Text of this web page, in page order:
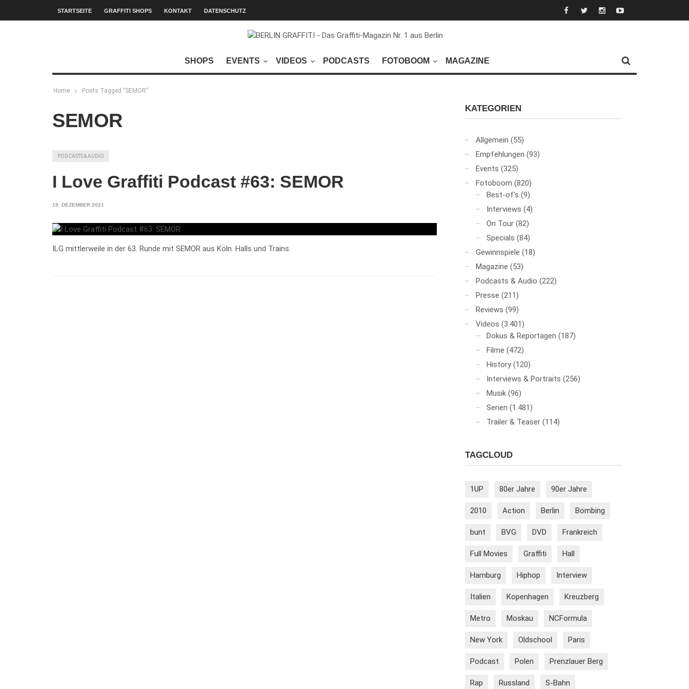
STARTSEITE GRAFFITI SHOPS KONTAKT DATENSCHUTZ
SHOPS EVENTS VIDEOS PODCASTS FOTOBOOM MAGAZINE
Home Posts Tagged "SEMOR"
SEMOR
PODCASTS & AUDIO
I Love Graffiti Podcast #63: SEMOR
19. DEZEMBER 2021
ILG mittlerweile in der 63. Runde mit SEMOR aus Köln. Halls und Trains.
KATEGORIEN
Allgemein (55)
Empfehlungen (93)
Events (325)
Fotoboom (820)
Best-of's (9)
Interviews (4)
On Tour (82)
Specials (84)
Gewinnspiele (18)
Magazine (53)
Podcasts & Audio (222)
Presse (211)
Reviews (99)
Videos (3.401)
Dokus & Reportagen (187)
Filme (472)
History (120)
Interviews & Portraits (256)
Musik (96)
Serien (1.481)
Trailer & Teaser (114)
TAGCLOUD
1UP 80er Jahre 90er Jahre
2010 Action Berlin Bombing
bunt BVG DVD Frankreich
Full Movies Graffiti Hall
Hamburg Hiphop Interview
Italien Kopenhagen Kreuzberg
Metro Moskau NCFormula
New York Oldschool Paris
Podcast Polen Prenzlauer Berg
Rap Russland S-Bahn